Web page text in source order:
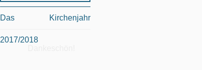
Das Kirchenjahr
2017/2018